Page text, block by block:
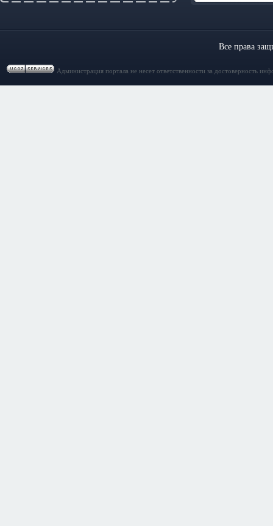
Все права
Администрация портала не несет ответственности за достоверность